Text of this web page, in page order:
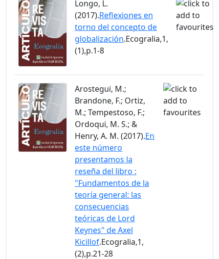
Longo, L.
(2017).Reflexiones en
torno del concepto de
globalización.Ecogralia,1,
(1),p.1-8
Arostegui, M.;
Brandone, F.; Ortiz,
M.; Tempestoso, F.;
Ordoqui, M. S.; &
Henry, A. M. (2017).En
este número
presentamos la
reseña del libro :
"Fundamentos de la
teoría general: las
consecuencias
teóricas de Lord
Keynes" de Axel
Kicillof.Ecogralia,1,
(2),p.21-28